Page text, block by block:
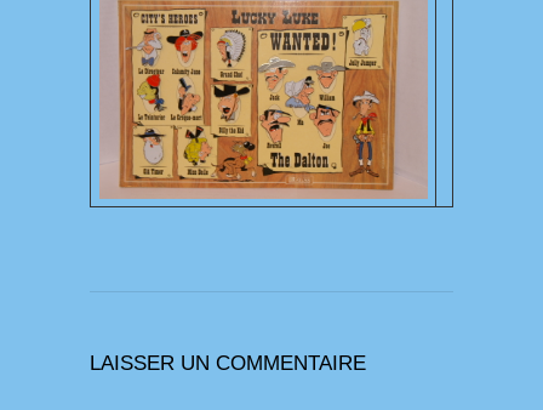
LAISSER UN COMMENTAIRE